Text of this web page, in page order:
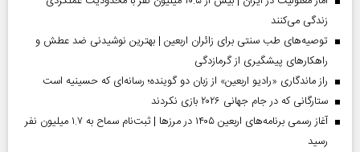
زندگی می‌کنند
توصیه‌های طب سنتی برای زائران اربعین | بهترین نوشیدنی ضد عطش و
راهکارهای پیشگیری از گرمازدگی
راز ماندگاری «رادیو اربعین» از زبان دو گوینده؛ رسانه‌ای که حسینیه است
ستارگانی که در جام جهانی ۲۰۲۶ بازی نکردند
آغاز رسمی برنامه‌های اربعین ۱۴۰۵ در مرز‌ها | ثبت‌نام سماح به ۱.۷ میلیون نفر
رسید